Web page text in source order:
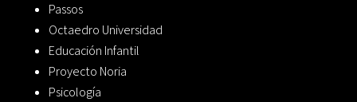
Passos
Octaedro Universidad
Educación Infantil
Proyecto Noria
Psicología